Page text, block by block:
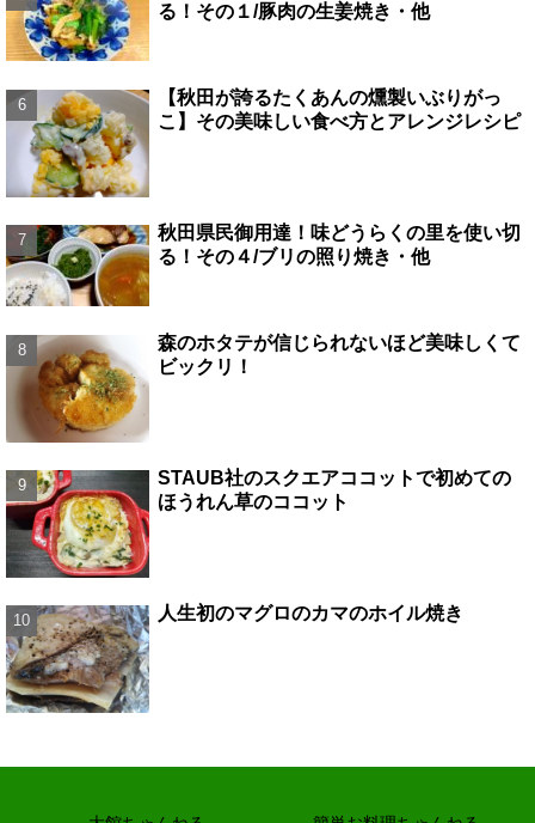
る！その１/豚肉の生姜焼き・他
【秋田が誇るたくあんの燻製いぶりがっ
こ】その美味しい食べ方とアレンジレシピ
秋田県民御用達！味どうらくの里を使い切
る！その４/ブリの照り焼き・他
森のホタテが信じられないほど美味しくて
ビックリ！
STAUB社のスクエアココットで初めての
ほうれん草のココット
人生初のマグロのカマのホイル焼き